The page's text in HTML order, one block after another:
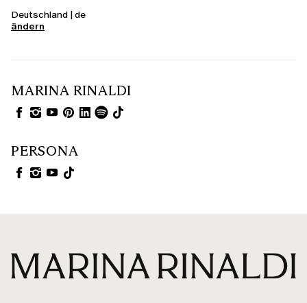
Deutschland | de
ändern
MARINA RINALDI
PERSONA